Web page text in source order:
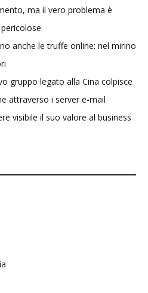
ma il vero problema è
anche le truffe online: nel mirino
gruppo legato alla Cina colpisce
attraverso i server e-mail
visibile il suo valore al business